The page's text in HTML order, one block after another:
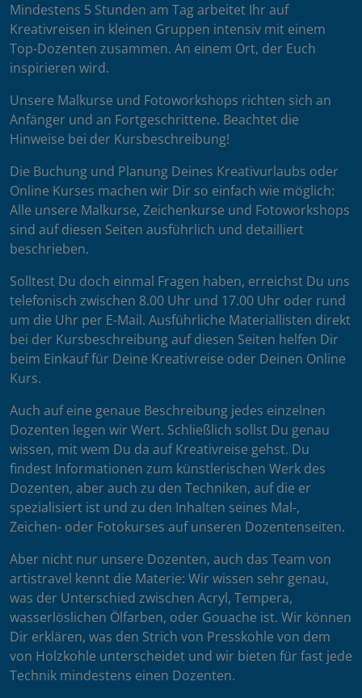
Mindestens 5 Stunden am Tag arbeitet Ihr auf
Kreativreisen in kleinen Gruppen intensiv mit einem
Top-Dozenten zusammen. An einem Ort, der Euch
inspirieren wird.
Unsere Malkurse und Fotoworkshops richten sich an
Anfänger und an Fortgeschrittene. Beachtet die
Hinweise bei der Kursbeschreibung!
Die Buchung und Planung Deines Kreativurlaubs oder
Online Kurses machen wir Dir so einfach wie möglich:
Alle unsere Malkurse, Zeichenkurse und Fotoworkshops
sind auf diesen Seiten ausführlich und detailliert
beschrieben.
Solltest Du doch einmal Fragen haben, erreichst Du uns
telefonisch zwischen 8.00 Uhr und 17.00 Uhr oder rund
um die Uhr per E-Mail. Ausführliche Materiallisten direkt
bei der Kursbeschreibung auf diesen Seiten helfen Dir
beim Einkauf für Deine Kreativreise oder Deinen Online
Kurs.
Auch auf eine genaue Beschreibung jedes einzelnen
Dozenten legen wir Wert. Schließlich sollst Du genau
wissen, mit wem Du da auf Kreativreise gehst. Du
findest Informationen zum künstlerischen Werk des
Dozenten, aber auch zu den Techniken, auf die er
spezialisiert ist und zu den Inhalten seines Mal-,
Zeichen- oder Fotokurses auf unseren Dozentenseiten.
Aber nicht nur unsere Dozenten, auch das Team von
artistravel kennt die Materie: Wir wissen sehr genau,
was der Unterschied zwischen Acryl, Tempera,
wasserlöslichen Ölfarben, oder Gouache ist. Wir können
Dir erklären, was den Strich von Presskohle von dem
von Holzkohle unterscheidet und wir bieten für fast jede
Technik mindestens einen Dozenten.